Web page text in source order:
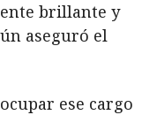
brillante y
aseguró el
ese cargo